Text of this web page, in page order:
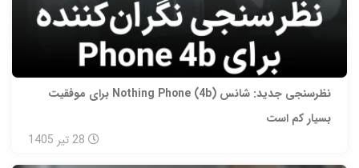
نظرسنجی جدید: شانس Nothing Phone (4b) برای موفقیت
بسیار کم است
28 تیر 1405